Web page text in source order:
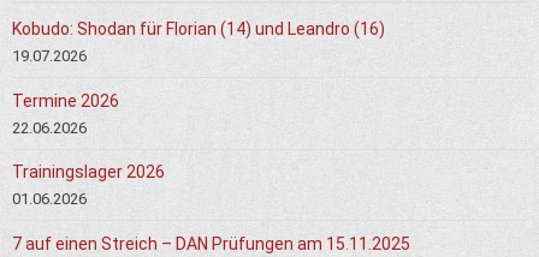
Kobudo: Shodan für Florian (14) und Leandro (16)
19.07.2026
Termine 2026
22.06.2026
Trainingslager 2026
01.06.2026
7 auf einen Streich – DAN Prüfungen am 15.11.2025